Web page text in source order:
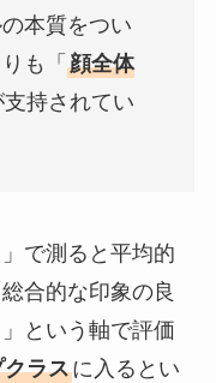
本質をつい
も「 顔全体
持されてい
で測ると平均的
合的な印象の良
という軸で評価
ラスに入るとい